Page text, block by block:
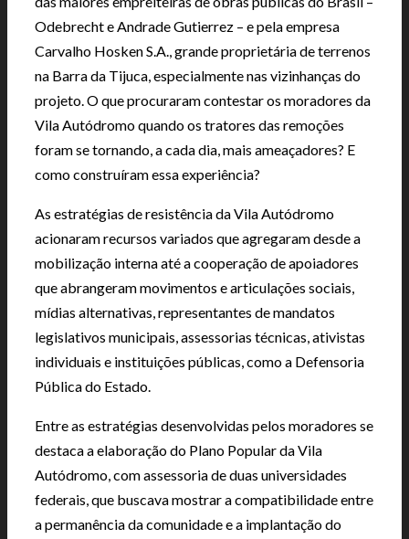
Odebrecht e Andrade Gutierrez – e pela empresa
Carvalho Hosken S.A., grande proprietária de terrenos
na Barra da Tijuca, especialmente nas vizinhanças do
projeto. O que procuraram contestar os moradores da
Vila Autódromo quando os tratores das remoções
foram se tornando, a cada dia, mais ameaçadores? E
como construíram essa experiência?
As estratégias de resistência da Vila Autódromo
acionaram recursos variados que agregaram desde a
mobilização interna até a cooperação de apoiadores
que abrangeram movimentos e articulações sociais,
mídias alternativas, representantes de mandatos
legislativos municipais, assessorias técnicas, ativistas
individuais e instituições públicas, como a Defensoria
Pública do Estado.
Entre as estratégias desenvolvidas pelos moradores se
destaca a elaboração do Plano Popular da Vila
Autódromo, com assessoria de duas universidades
federais, que buscava mostrar a compatibilidade entre
a permanência da comunidade e a implantação do